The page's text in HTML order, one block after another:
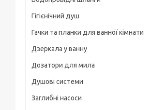
Для смартфонів
На груди / плече / пояс
Штативні головки
Магнітні тримачі
Для велосипеда, мотоцикла
Гігієнічний душ
Гачки та планки для ванної кімнати
Дзеркала у ванну
Дозатори для мила
Душові системи
Заглибні насоси